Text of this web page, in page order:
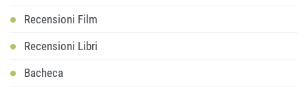
Recensioni Film
Recensioni Libri
Bacheca